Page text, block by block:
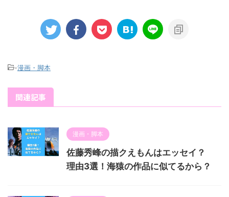
-漫画・脚本
関連記事
漫画・脚本
佐藤秀峰の描クえもんはエッセイ？
理由3選！海猿の作品に似てるから？